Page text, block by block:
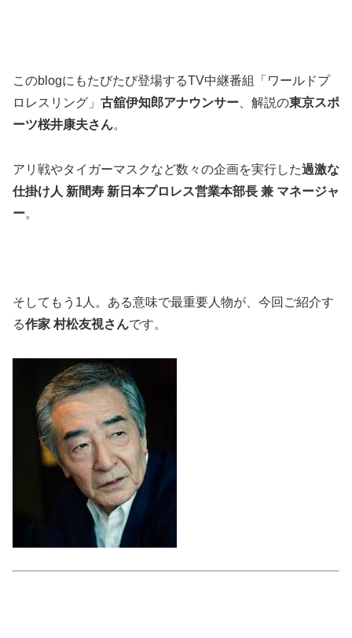
このblogにもたびたび登場するTV中継番組「ワールドプ
ロレスリング」 古舘伊知郎アナウンサー 、解説の東京スポ
ーツ桜井康夫さん。
アリ戦やタイガーマスクなど数々の企画を実行した過激な
仕掛け人 新間寿 新日本プロレス営業本部長 兼 マネージャ
ー。
そしてもう1人。ある意味で最重要人物が、今回ご紹介す
る作家 村松友視さんです。